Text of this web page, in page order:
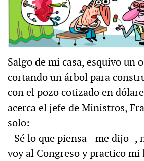
Salgo de mi casa, esquivo un
cortando un árbol para
con el pozo cotizado en
acerca el jefe de Ministros,
solo:
–Sé lo que piensa –me dijo–,
voy al Congreso y practico mi